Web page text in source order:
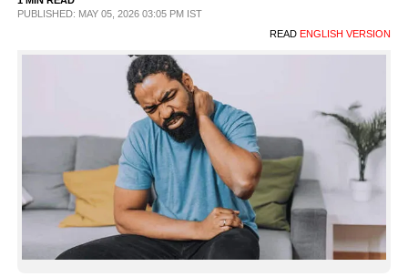
LIFESTYLE
ASTRO
PUBLISHED: MAY 05, 2026 03:05 PM IST
READ ENGLISH VERSION